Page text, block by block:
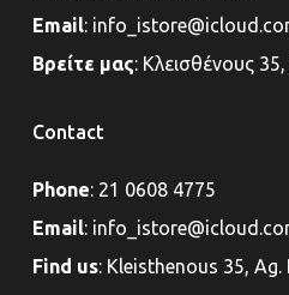
Email:
Βρείτε μας: Κλεισθένους
Contact
Phone: 21 0608 4775
Email:
Find us: Kleisthenous 35, Ag.